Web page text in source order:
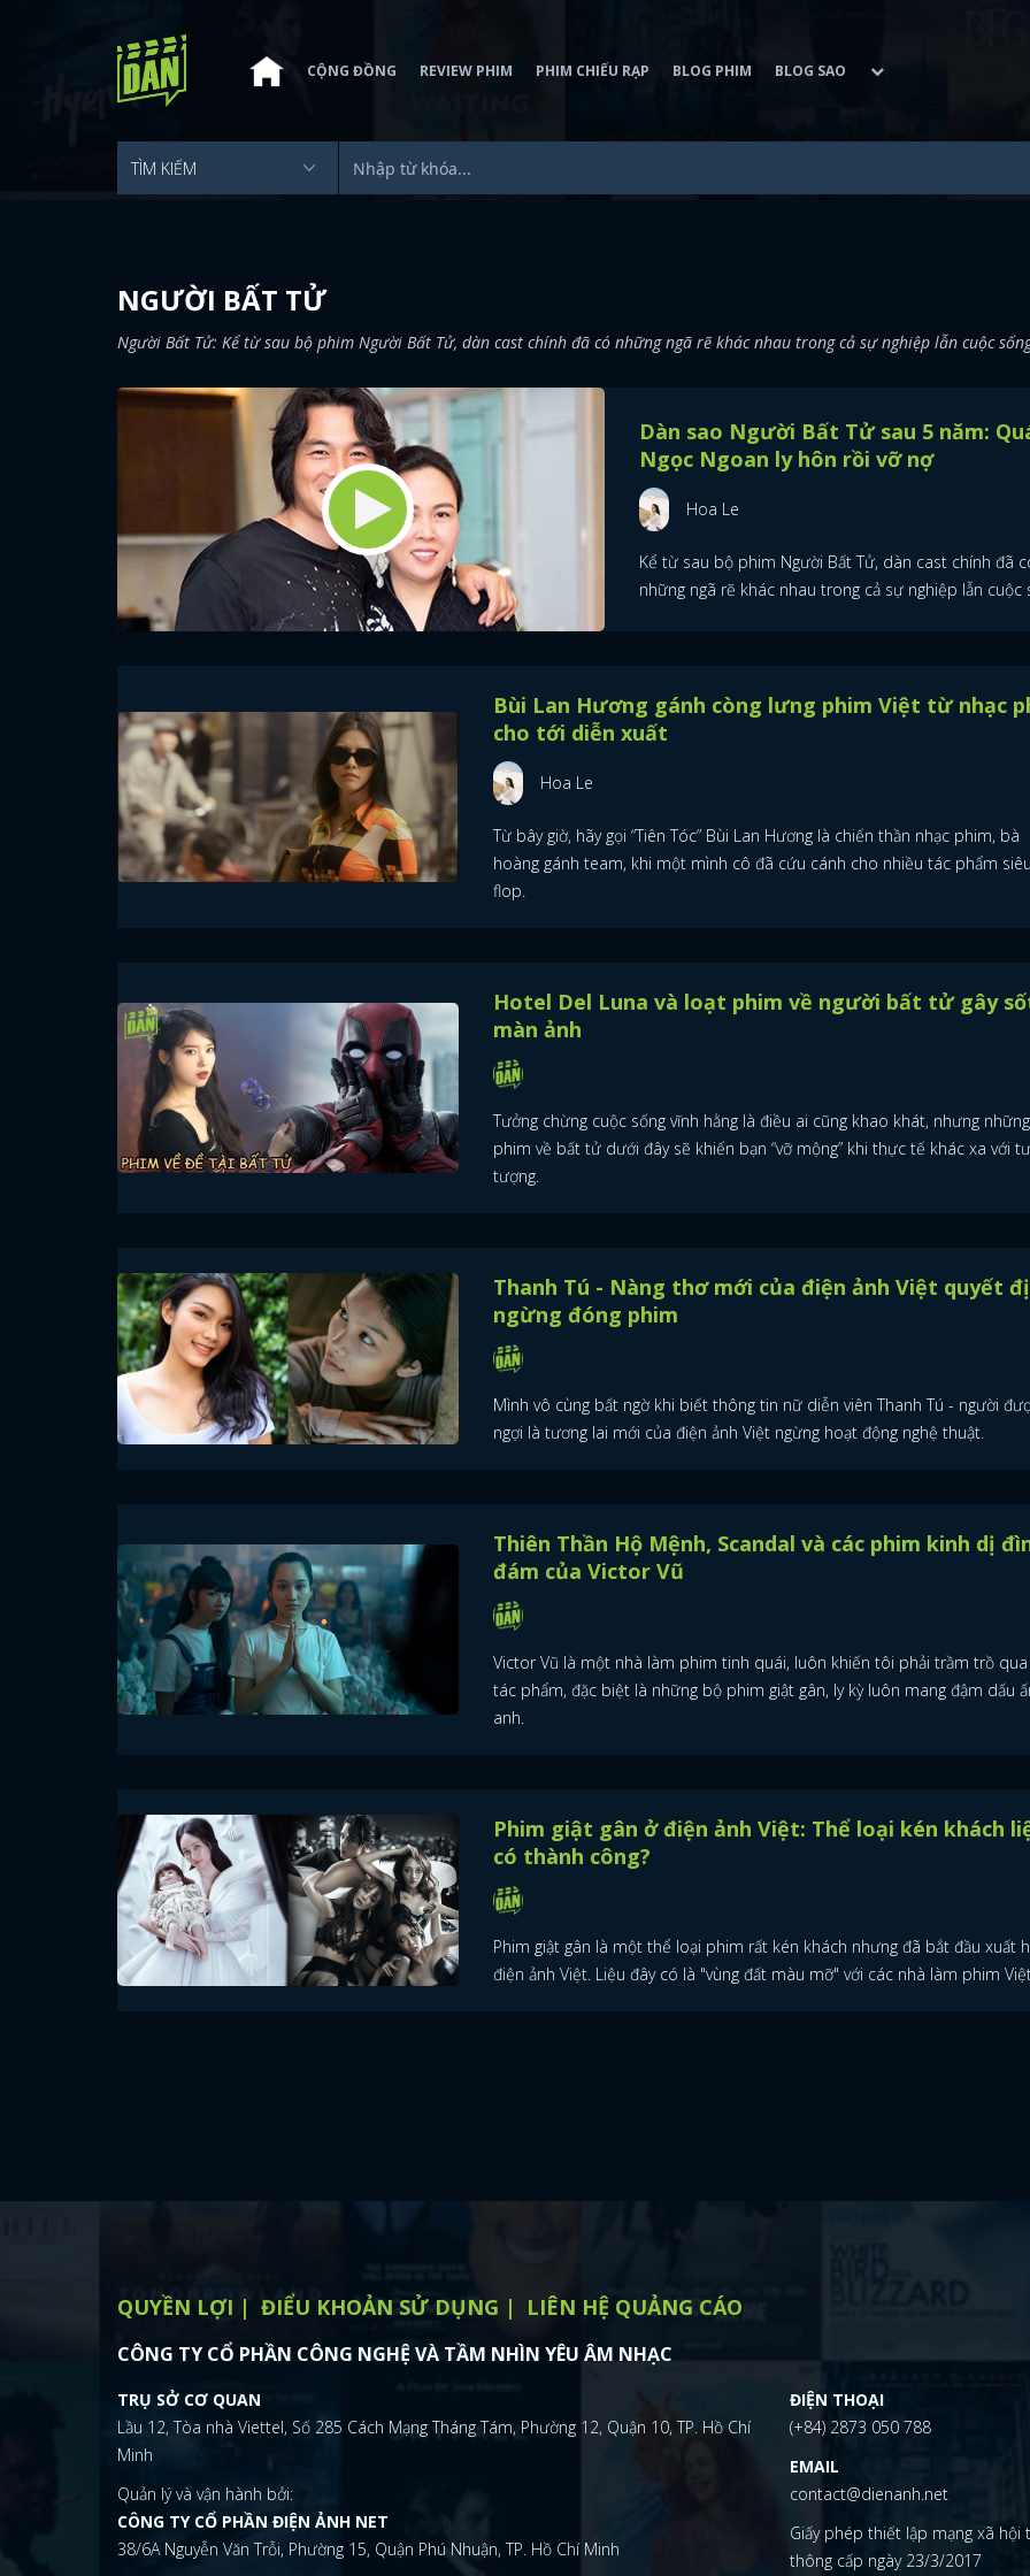
CỘNG ĐỒNG REVIEW PHIM PHIM CHIẾU RẠP BLOG PHIM BLOG SAO
NGƯỜI BẤT TỬ
Người Bất Tử: Kể từ sau bộ phim Người Bất Tử, dàn cast chính đã có những ngã rẽ khác nhau trong cả sự nghiệp lẫn cuộc
Dàn sao Người Bất Tử sau 5 năm:
Ngọc Ngoan ly hôn rồi vỡ nợ
Hoa Le
Kể từ sau bộ phim Người Bất Tử, dàn cast chính đã
những ngã rẽ khác nhau trong cả sự nghiệp lẫn cuộc
Bùi Lan Hương gánh còng lưng phim Việt từ nhạc
cho tới diễn xuất
Hoa Le
Từ bây giờ, hãy gọi “Tiên Tóc” Bùi Lan Hương là chiến thần nhạc phim, bà
hoàng gánh team, khi một mình cô đã cứu cánh cho nhiều tác phẩm siêu
flop.
Hotel Del Luna và loạt phim về người bất tử gây
màn ảnh
Tưởng chừng cuộc sống vĩnh hằng là điều ai cũng khao khát, nhưng
phim về bất tử dưới đây sẽ khiến bạn “vỡ mộng” khi thực tế khác xa với
tượng.
Thanh Tú - Nàng thơ mới của điện ảnh Việt quyết
ngừng đóng phim
Mình vô cùng bất ngờ khi biết thông tin nữ diễn viên Thanh Tú - người
ngợi là tương lai mới của điện ảnh Việt ngừng hoạt động nghệ thuật.
Thiên Thần Hộ Mệnh, Scandal và các phim kinh dị
đám của Victor Vũ
Victor Vũ là một nhà làm phim tinh quái, luôn khiến tôi phải trầm trồ
tác phẩm, đặc biệt là những bộ phim giật gân, ly kỳ luôn mang đậm dấu
anh.
Phim giật gân ở điện ảnh Việt: Thể loại kén khách
có thành công?
Phim giật gân là một thể loại phim rất kén khách nhưng đã bắt đầu xuất
điện ảnh Việt. Liệu đây có là "vùng đất màu mỡ" với các nhà làm phim
QUYỀN LỢI ĐIỂU KHOẢN SỬ DỤNG LIÊN HỆ QUẢNG CÁO
CÔNG TY CỔ PHẦN CÔNG NGHỆ VÀ TẦM NHÌN YÊU ÂM NHẠC
TRỤ SỞ CƠ QUAN
Lầu 12, Tòa nhà Viettel, Số 285 Cách Mạng Tháng Tám, Phường 12, Quận 10, TP. Hồ Chí
Minh
Quản lý và vận hành bởi:
CÔNG TY CỔ PHẦN ĐIỆN ẢNH NET
38/6A Nguyễn Văn Trỗi, Phường 15, Quận Phú Nhuận, TP. Hồ Chí Minh
ĐIỆN THOẠI
(+84) 2873 050 788
EMAIL
contact@dienanh.net
Giấy phép thiết lập mạng xã hội
thông cấp ngày 23/3/2017